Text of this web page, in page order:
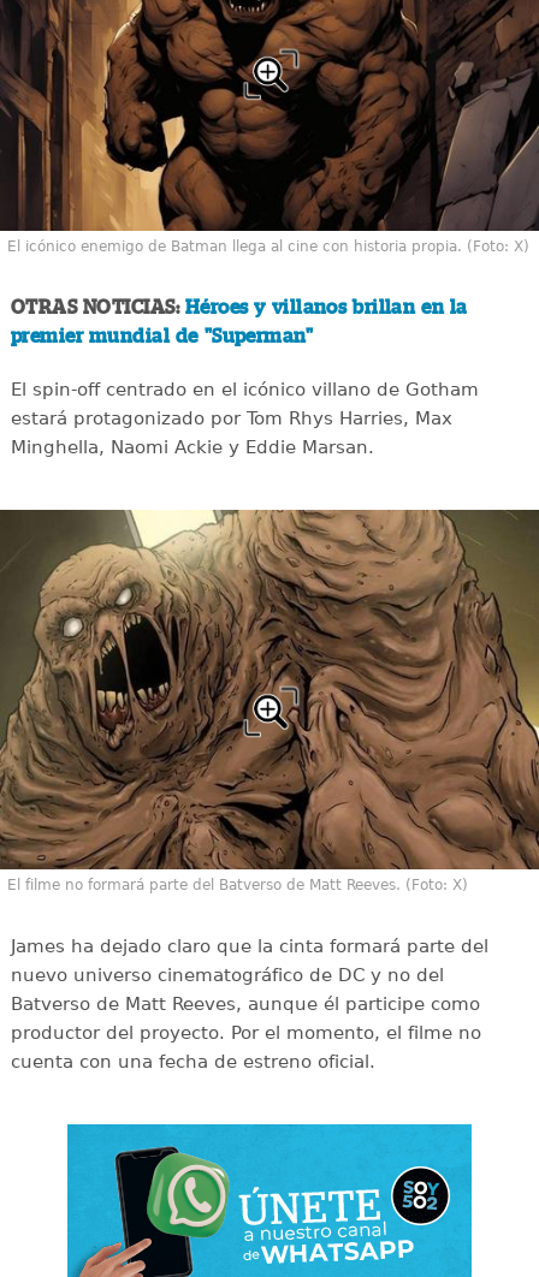
El icónico enemigo de Batman llega al cine con historia propia. (Foto: X)
OTRAS NOTICIAS: Héroes y villanos brillan en la
premier mundial de "Superman"
El spin-off centrado en el icónico villano de Gotham
estará protagonizado por Tom Rhys Harries, Max
Minghella, Naomi Ackie y Eddie Marsan.
El filme no formará parte del Batverso de Matt Reeves. (Foto: X)
James ha dejado claro que la cinta formará parte del
nuevo universo cinematográfico de DC y no del
Batverso de Matt Reeves, aunque él participe como
productor del proyecto. Por el momento, el filme no
cuenta con una fecha de estreno oficial.